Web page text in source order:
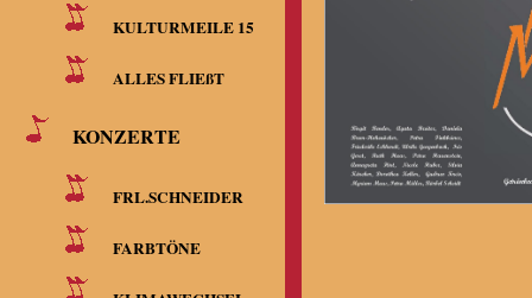
KULTURMEILE 15
ALLES FLIEßT
KONZERTE
FRL.SCHNEIDER
FARBTÖNE